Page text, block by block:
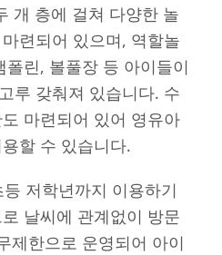
개 층에 걸쳐 다양한 놀
련되어 있으며, 역할놀
린, 볼풀장 등 아이들이
루 갖춰져 있습니다. 수
마련되어 있어 영유아
할 수 있습니다.
저학년까지 이용하기
날씨에 관계없이 방문
제한으로 운영되어 아이